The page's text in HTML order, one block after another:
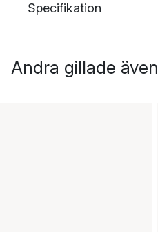
Specifikation
Andra gillade även